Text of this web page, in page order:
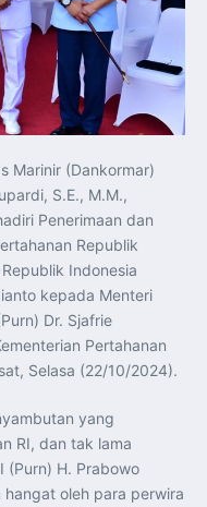
Misi Pertahanan Udara dan
Penyelarasan Aturan KEK
Dalam Negeri
Gula Nasional, Target
Tahun dan Tembus 3 Juta
sebagai Kunci
ASEAN Plus Three
Black 2026 Tingkatkan
TNI AU
ASEAN-RRT Harus
Kawasan”
Perkuat Kemitraan untuk
Dorong Pertumbuhan
FBI, Indonesia dan AS
Artefak Budaya
Perkuat Kolaborasi
Demi Percepatan
II Batch 1 Dibuka
Raih Pengalaman Kerja
AAU 2026, Tekankan
sebagai Bekal
ASEAN–Inggris yang
Global
Uni Eropa Perkuat
Marinir (Dankormar)
S.E., M.M.,
Penerimaan dan
Republik
Indonesia
kepada Menteri
Dr. Sjafrie
Pertahanan
Selasa (22/10/2024).
yang
RI, dan tak lama
(Purn) H. Prabowo
oleh para perwira